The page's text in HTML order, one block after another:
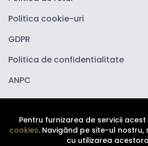
Politica cookie-uri
GDPR
Politica de confidentialitate
ANPC
Pentru furnizarea de servicii
cookies. Navigând pe site-ul nostru,
cu utilizarea